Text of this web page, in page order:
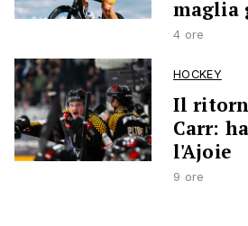
maglia
4 ore
HOCKEY
Il
Carr:
l'Ajoie
9 ore